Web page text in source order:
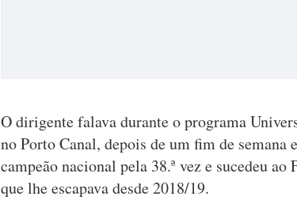
O dirigente falava durante o programa
no Porto Canal, depois de um fim de semana
campeão nacional pela 38.ª vez e sucedeu
que lhe escapava desde 2018/19.